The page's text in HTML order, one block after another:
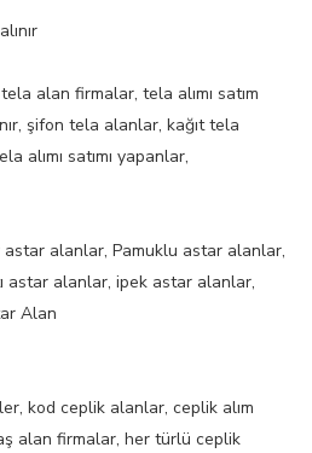
alan firmalar, tela alımı satım
şifon tela alanlar, kağıt tela
alımı satımı yapanlar,
alanlar, Pamuklu astar alanlar,
astar alanlar, ipek astar alanlar,
Alan
kod ceplik alanlar, ceplik alım
alan firmalar, her türlü ceplik